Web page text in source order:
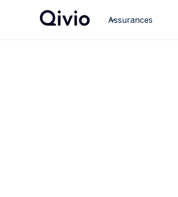
Assurances